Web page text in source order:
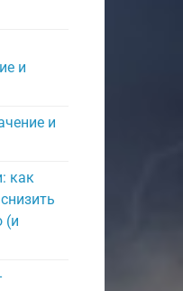
и
и
как
(и